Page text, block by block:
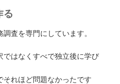
る
査を専門にしています。
ではなくすべで独立後に学び
れほど問題なかったです